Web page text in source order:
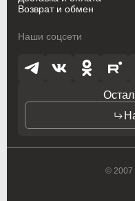
Возврат и обмен
Наши соцсети
© 2007
Peugeot
Peugeot